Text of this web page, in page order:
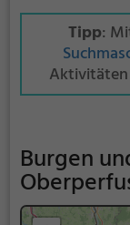
Tipp:
Aktivitäten
Burgen